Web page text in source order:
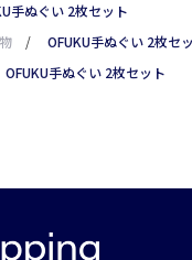
手ぬぐい 2枚セット
/
OFUKU手ぬぐい 2枚セ
OFUKU手ぬぐい 2枚セット